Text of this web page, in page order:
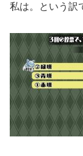
私は。という訳